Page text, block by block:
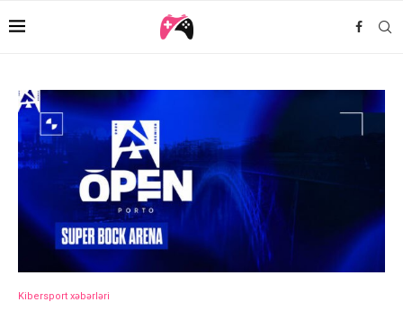
Kibersport xəbərləri